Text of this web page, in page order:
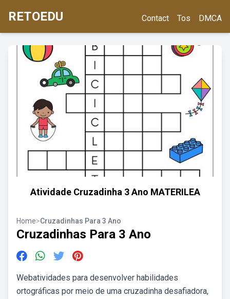
RETOEDU Contact Tos DMCA
Atividade Cruzadinha 3 Ano MATERILEA
Home>Cruzadinhas Para 3 Ano
Cruzadinhas Para 3 Ano
Webatividades para desenvolver habilidades
ortográficas por meio de uma cruzadinha desafiadora,